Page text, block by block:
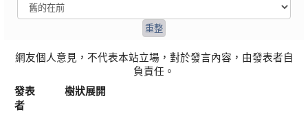
網友個人意見，不代表本站立場，對於發言內容，由發表者自
負責任。
發表
者
樹狀展開